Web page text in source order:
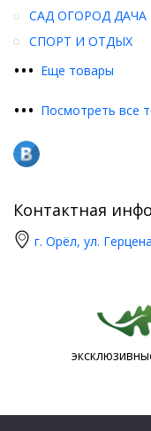
••• Еще товары
САД ОГОРОД ДАЧА
СПОРТ И ОТДЫХ
••• Посмотреть все
Контактная
г. Орёл, ул.